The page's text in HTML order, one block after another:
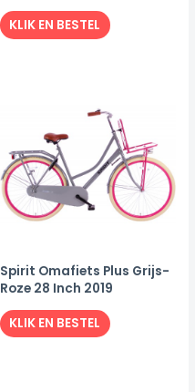
KLIK EN BESTEL
Spirit Omafiets Plus Grijs-
Roze 28 Inch 2019
KLIK EN BESTEL